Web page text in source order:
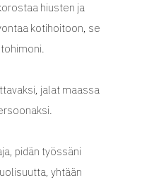
hiusten ja
kotihoitoon, se
jalat maassa
pidän työssäni
yhtään